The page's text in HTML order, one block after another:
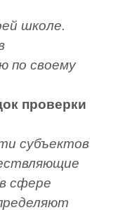
школе.
по своему
проверки
субъектов
сфере